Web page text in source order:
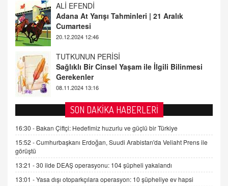
TUTKUNUN PERİSİ
Sağlıklı Bir Cinsel Yaşam ile İlgili Bilinmesi
Gerekenler
08.11.2024 13:16
FARUK ÖNALAN
Tezkere Onaylanmasaydı…
2 Kasım 2021 Salı 00:11
AV. DOĞAN CAN DOĞAN
Kişisel verilerin korunması ve dijital hukukun
gelişimi
15.09.2025 16:17
SEHER EREK
Kış Ayları Geldi, Hangi Önlemler Alınmalı?
9.12.2025 10:11
SON DAKİKA HABERLERİ
16:30 - Bakan Çiftçi: Hedefimiz huzurlu ve güçlü bir Türkiye
15:52 -Cumhurbaşkanı Erdoğan, Suudi Arabistan'da Veliaht Prens ile
görüştü
13:21 -30 ilde DEAŞ operasyonu: 104 şüpheli yakalandı
13:01 -Yasa dışı otoparkçılara operasyon: 10 şüpheliye ev hapsi